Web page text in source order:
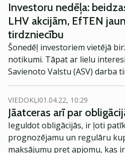
Investoru nedēļa:
LHV akcijām, EfTEN
tirdzniecību
Šonedēļ investoriem vietējā
notikumi. Tāpat ar lielu
Savienoto Valstu (ASV) darba
maiju.
VIEDOKĻI01.04.22, 10:29
Jāatceras arī par
Ieguldot obligācijās, ir ļoti
prognozējamu un regulāru
maksājumu pret apjomu, kas